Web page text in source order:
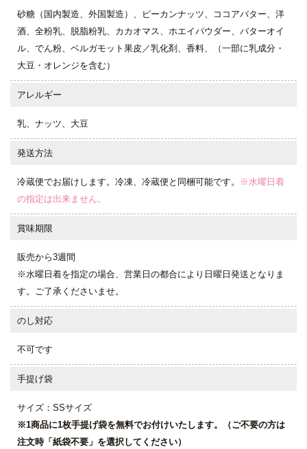
砂糖（国内製造、外国製造）、ピーカンナッツ、ココアバター、洋
酒、全粉乳、脱脂粉乳、カカオマス、ホエイパウダー、バターオイ
ル、でん粉、ベルガモット果皮／乳化剤、香料、（一部に乳成分・
大豆・オレンジを含む）
アレルギー
乳、ナッツ、大豆
発送方法
冷蔵便でお届けします。冷凍、冷蔵便と同梱可能です。
※水曜日着
の指定は出来ません。
賞味期限
販売から3週間
※水曜日着を指定の場合、営業日の都合により日曜日発送となりま
す。ご了承くださいませ。
のし対応
不可です
手提げ袋
サイズ：SSサイズ
※1商品に1枚手提げ袋を無料でお付けいたします。（ご不要の方は
注文時「紙袋不要」を選択してください）